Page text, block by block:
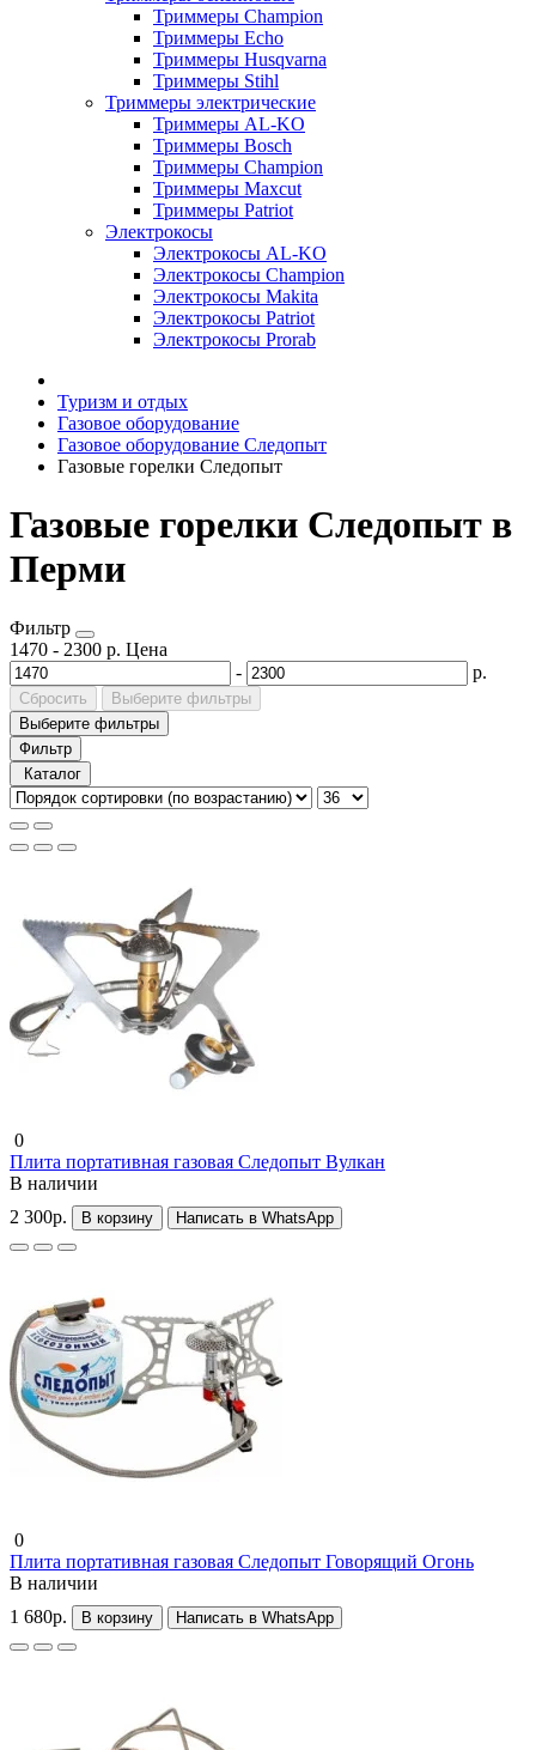
Триммеры Champion
Триммеры Echo
Триммеры Husqvarna
Триммеры Stihl
Триммеры электрические
Триммеры AL-KO
Триммеры Bosch
Триммеры Champion
Триммеры Maxcut
Триммеры Patriot
Электрокосы
Электрокосы AL-KO
Электрокосы Champion
Электрокосы Makita
Электрокосы Patriot
Электрокосы Prorab
Туризм и отдых
Газовое оборудование
Газовое оборудование Следопыт
Газовые горелки Следопыт
Газовые горелки Следопыт в
Перми
Фильтр
1470 - 2300 р. Цена
-
р.
Сбросить
Выберите фильтры
Выберите фильтры
Фильтр
Каталог
0
Плита портативная газовая Следопыт Вулкан
В наличии
2 300р.
В корзину Написать в WhatsApp
0
Плита портативная газовая Следопыт Говорящий Огонь
В наличии
1 680р.
В корзину Написать в WhatsApp